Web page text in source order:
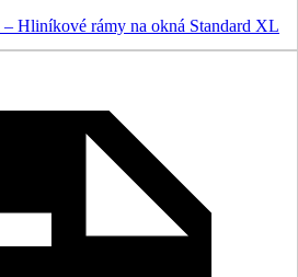
Hliníkové rámy na okná Standard XL